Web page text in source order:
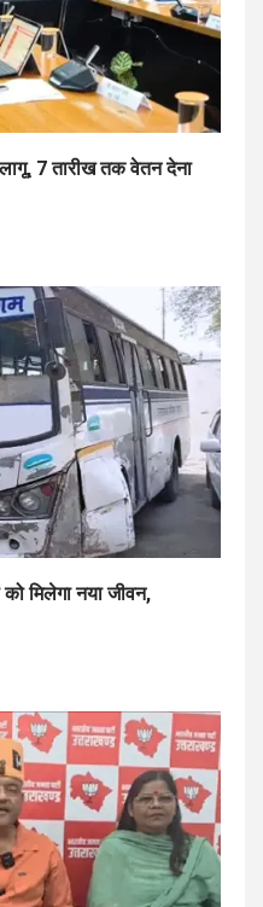
7 तारीख तक वेतन देना
मिलेगा नया जीवन,